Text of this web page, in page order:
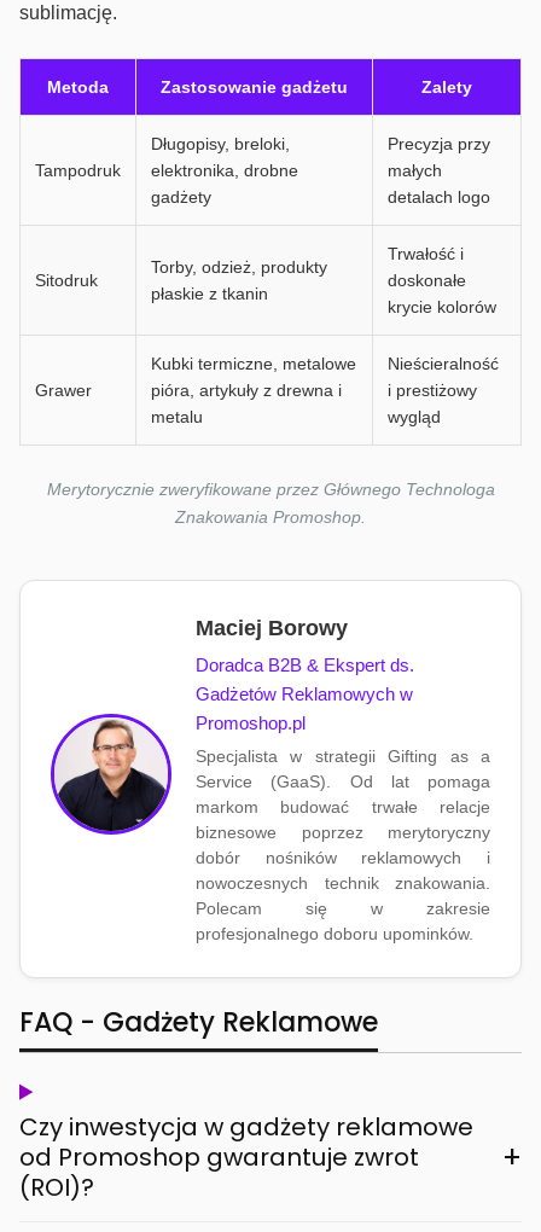
sublimację.
Metoda Zastosowanie gadżetu Zalety
Tampodruk
Długopisy, breloki,
elektronika, drobne
gadżety
Precyzja przy
małych
detalach logo
Sitodruk
Torby, odzież, produkty
płaskie z tkanin
Trwałość i
doskonałe
krycie kolorów
Grawer
Kubki termiczne, metalowe
pióra, artykuły z drewna i
metalu
Nieścieralność
i prestiżowy
wygląd
Merytorycznie zweryfikowane przez Głównego Technologa
Znakowania Promoshop.
Maciej Borowy
Doradca B2B & Ekspert ds.
Gadżetów Reklamowych w
Promoshop.pl
Specjalista w strategii Gifting as a
Service (GaaS). Od lat pomaga
markom budować trwałe relacje
biznesowe poprzez merytoryczny
dobór nośników reklamowych i
nowoczesnych technik znakowania.
Polecam się w zakresie
profesjonalnego doboru upominków.
FAQ - Gadżety Reklamowe
Czy inwestycja w gadżety reklamowe
od Promoshop gwarantuje zwrot
(ROI)?
+